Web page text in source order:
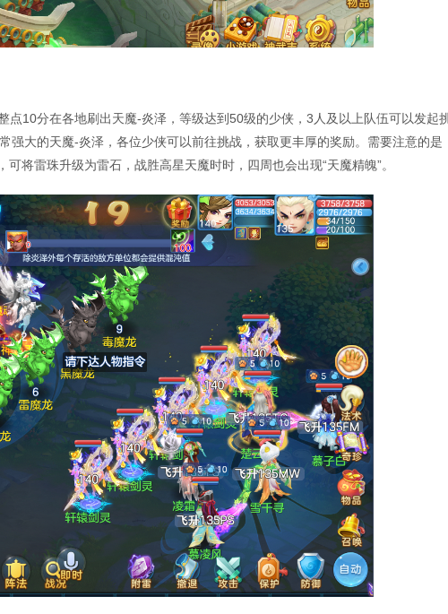
点10分在各地刷出天魔-炎泽，等级达到50级的少侠，3人及以上队伍可以发起
强大的天魔-炎泽，各位少侠可以前往挑战，获取更丰厚的奖励。需要注意的是
将雷珠升级为雷石，战胜高星天魔时时，四周也会出现“天魔精魄”。